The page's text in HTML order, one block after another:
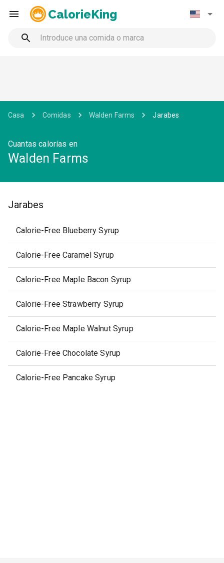
CalorieKing
Casa Comidas Walden Farms Jarabes
Cuantas calorías en
Walden Farms
Jarabes
Calorie-Free Blueberry Syrup
Calorie-Free Caramel Syrup
Calorie-Free Maple Bacon Syrup
Calorie-Free Strawberry Syrup
Calorie-Free Maple Walnut Syrup
Calorie-Free Chocolate Syrup
Calorie-Free Pancake Syrup